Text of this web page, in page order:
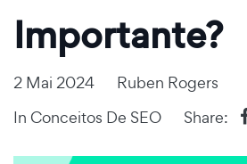
Importante?
2 Mai 2024
Ruben Rogers
In Conceitos De SEO Share: